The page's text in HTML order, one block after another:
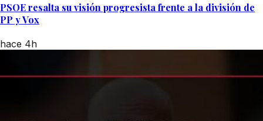
PSOE resalta su visión progresista frente a la división de
PP y Vox
hace 4h